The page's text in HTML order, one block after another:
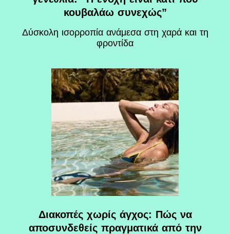
κουβαλάω συνεχώς”
Δύσκολη ισορροπία ανάμεσα στη χαρά και τη
φροντίδα
Διακοπές χωρίς άγχος: Πώς να
αποσυνδεθείς πραγματικά από την